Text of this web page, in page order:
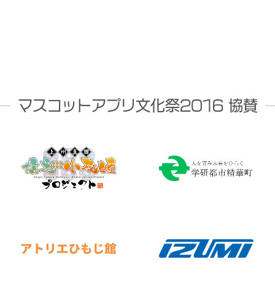
マスコットアプリ文化祭2016 協賛